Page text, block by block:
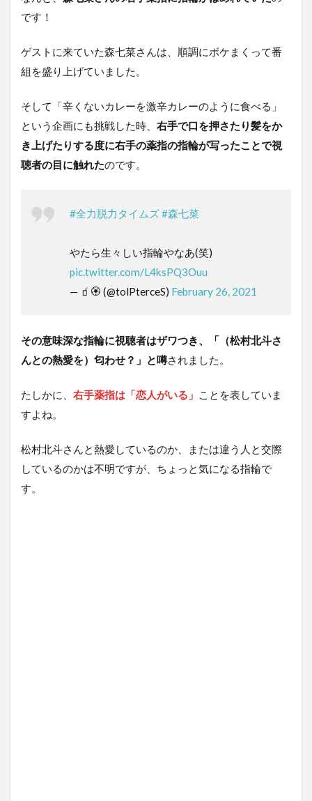
です！
ゲストに来ていた森七菜さんは、順調にボケまくって番
組を盛り上げていました。
そして「辛くないカレーを激辛カレーのように食べる」
という企画にも挑戦した時、 右手で口を押さたり髪をか
き上げたりする度に右手の薬指の指輪が写ったことで視
聴者の目に触れたのです。
#全力脱力タイムズ#森七菜
やたら生々しい指輪やなあ(笑)
pic.twitter.com/L4ksPQ3Ouu
— 🧃🏵 (@tolPterceS) February 26, 2021
その意味深な指輪に視聴者はザワつき、「（松村北斗さ
んとの熱愛を）匂わせ？」と噂されました。
たしかに、 右手薬指は「恋人がいる」 ことを表していま
すよね。
松村北斗さんと熱愛しているのか、または違う人と交際
しているのかは不明ですが、ちょっと気になる指輪で
す。